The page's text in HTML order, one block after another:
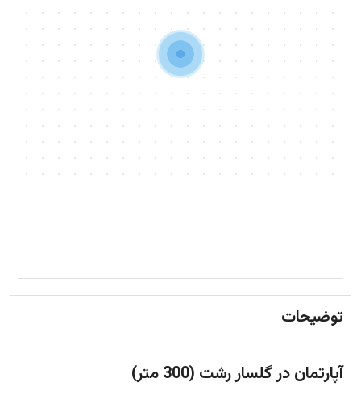
توضیحات
آپارتمان در گلسار رشت (300 متر)